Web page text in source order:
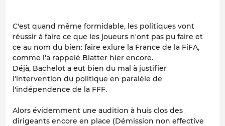
C'est quand même formidable, les politiques vont
réussir à faire ce que les joueurs n'ont pas pu faire et
ce au nom du bien: faire exlure la France de la FiFA,
comme l'a rappelé Blatter hier encore.
Déjà, Bachelot a eut bien du mal à justifier
l'intervention du politique en paraléle de
l'indépendence de la FFF.
Alors évidemment une audition à huis clos des
dirigeants encore en place (Démission non effective